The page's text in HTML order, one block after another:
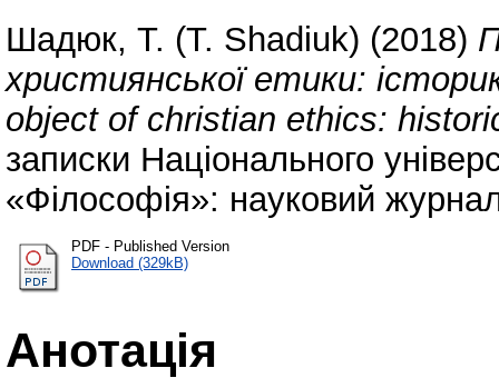
Шадюк, Т. (T. Shadiuk) (2018)
християнської етики:
object of christian ethics:
записки Національного
«Філософія»: науковий
PDF - Published Version
Download (329kB)
Анотація